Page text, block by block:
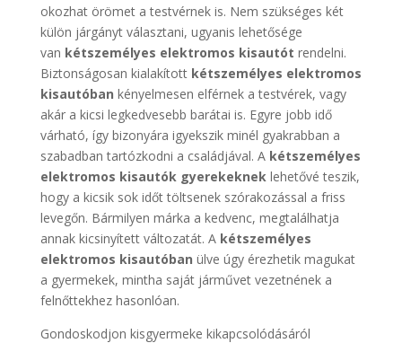
okozhat örömet a testvérnek is. Nem szükséges két
külön járgányt választani, ugyanis lehetősége
van kétszemélyes elektromos kisautót rendelni.
Biztonságosan kialakított kétszemélyes elektromos
kisautóban kényelmesen elférnek a testvérek, vagy
akár a kicsi legkedvesebb barátai is. Egyre jobb idő
várható, így bizonyára igyekszik minél gyakrabban a
szabadban tartózkodni a családjával. A kétszemélyes
elektromos kisautók gyerekeknek lehetővé teszik,
hogy a kicsik sok időt töltsenek szórakozással a friss
levegőn. Bármilyen márka a kedvenc, megtalálhatja
annak kicsinyített változatát. A kétszemélyes
elektromos kisautóban ülve úgy érezhetik magukat
a gyermekek, mintha saját járművet vezetnének a
felnőttekhez hasonlóan.
Gondoskodjon kisgyermeke kikapcsolódásáról